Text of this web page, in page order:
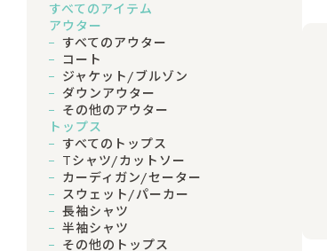
すべてのアイテム
アウター
すべてのアウター
コート
ジャケット/ブルゾン
ダウンアウター
その他のアウター
トップス
すべてのトップス
Tシャツ/カットソー
カーディガン/セーター
スウェット/パーカー
長袖シャツ
半袖シャツ
その他のトップス